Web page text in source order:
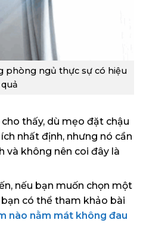
phòng ngủ thực sự có hiệu
quả
thấy, dù mẹo đặt chậu
nhất định, nhưng nó cần
và không nên coi đây là
nếu bạn muốn chọn một
có thể tham khảo bài
nào nằm mát không đau